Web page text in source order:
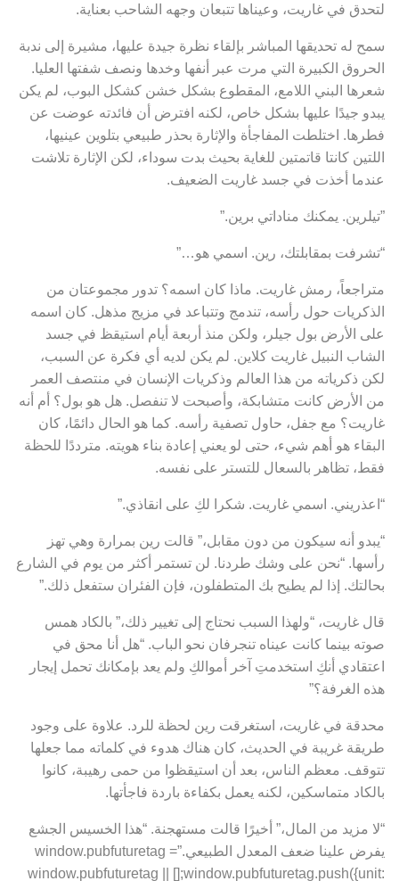
لتحدق في غاريت، وعيناها تتبعان وجهه الشاحب بعناية.
سمح له تحديقها المباشر بإلقاء نظرة جيدة عليها، مشيرة إلى ندبة
الحروق الكبيرة التي مرت عبر أنفها وخدها ونصف شفتها العليا.
شعرها البني اللامع، المقطوع بشكل خشن كشكل البوب، لم يكن
يبدو جيدًا عليها بشكل خاص، لكنه افترض أن فائدته عوضت عن
فطرها. اختلطت المفاجأة والإثارة بحذر طبيعي بتلوين عينيها،
اللتين كانتا قاتمتين للغاية بحيث بدت سوداء، لكن الإثارة تلاشت
عندما أخذت في جسد غاريت الضعيف.
”تيلرين. يمكنك مناداتي برين.”
“تشرفت بمقابلتك، رين. اسمي هو…”
متراجعاً، رمش غاريت. ماذا كان اسمه؟ تدور مجموعتان من
الذكريات حول رأسه، تندمج وتتباعد في مزيج مذهل. كان اسمه
على الأرض بول جيلر، ولكن منذ أربعة أيام استيقظ في جسد
الشاب النبيل غاريت كلاين. لم يكن لديه أي فكرة عن السبب،
لكن ذكرياته من هذا العالم وذكريات الإنسان في منتصف العمر
من الأرض كانت متشابكة، وأصبحت لا تنفصل. هل هو بول؟ أم أنه
غاريت؟ مع جفل، حاول تصفية رأسه. كما هو الحال دائمًا، كان
البقاء هو أهم شيء، حتى لو يعني إعادة بناء هويته. مترددًا للحظة
فقط، تظاهر بالسعال للتستر على نفسه.
“اعذريني. اسمي غاريت. شكرا لكِ على انقاذي.”
“يبدو أنه سيكون من دون مقابل،” قالت رين بمرارة وهي تهز
رأسها. “نحن على وشك طردنا. لن تستمر أكثر من يوم في الشارع
بحالتك. إذا لم يطيح بك المتطفلون، فإن الفئران ستفعل ذلك.”
قال غاريت، “ولهذا السبب نحتاج إلى تغيير ذلك،” بالكاد همس
صوته بينما كانت عيناه تنجرفان نحو الباب. “هل أنا محق في
اعتقادي أنكِ استخدمتِ آخر أموالكِ ولم يعد بإمكانك تحمل إيجار
هذه الغرفة؟”
محدقة في غاريت، استغرقت رين لحظة للرد. علاوة على وجود
طريقة غريبة في الحديث، كان هناك هدوء في كلماته مما جعلها
تتوقف. معظم الناس، بعد أن استيقظوا من حمى رهيبة، كانوا
بالكاد متماسكين، لكنه يعمل بكفاءة باردة فاجأتها.
“لا مزيد من المال،” أخيرًا قالت مستهجنة. “هذا الخسيس الجشع
يفرض علينا ضعف المعدل الطبيعي.”window.pubfuturetag =
window.pubfuturetag || [];window.pubfuturetag.push({unit: